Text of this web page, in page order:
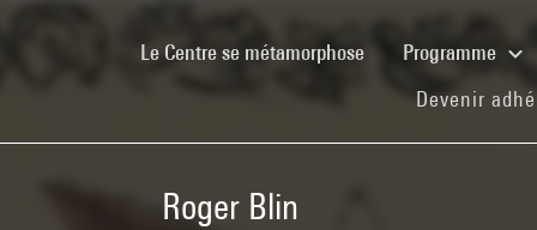
Le Centre se métamorphose(current)Programme
Devenir
Roger Blin